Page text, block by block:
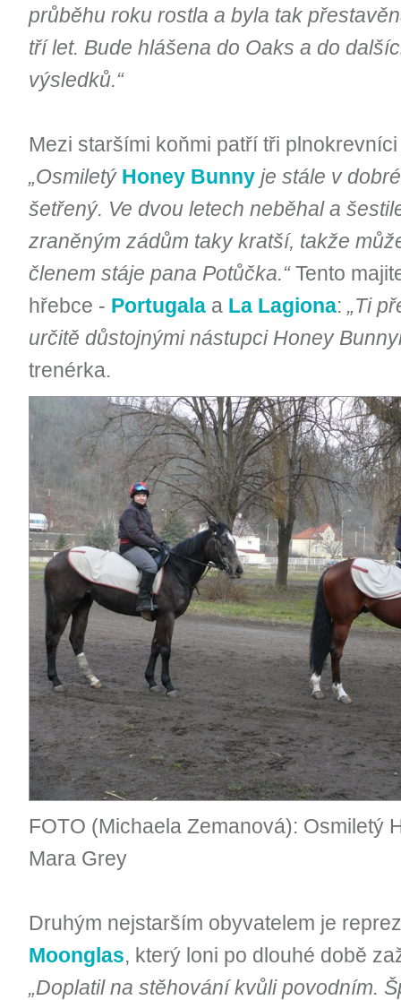
průběhu roku rostla a byla tak
tří let. Bude hlášena do Oaks a do
výsledků.“
Mezi staršími koňmi patří tři
„Osmiletý Honey Bunny je stále v
šetřený. Ve dvou letech neběhal a
zraněným zádům taky kratší, takže
členem stáje pana Potůčka.“Tento
hřebce - Portugala a La Lagiona: „Ti
určitě důstojnými nástupci Honey
trenérka.
FOTO (Michaela Zemanová): Osmiletý
Mara Grey
Druhým nejstarším obyvatelem je
Moonglas, který loni po dlouhé době
„Doplatil na stěhování kvůli povodním.